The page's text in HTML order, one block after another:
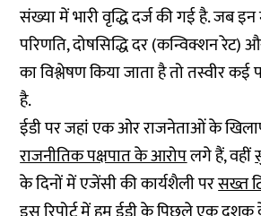
संख्या में भारी वृद्धि दर्ज की गई है. जब
परिणति, दोषसिद्धि दर (कन्विक्शन रेट)
का विश्लेषण किया जाता है तो तस्वीर
है.
ईडी पर जहां एक ओर राजनेताओं के
राजनीतिक पक्षपात के आरोपलगे हैं, वहीं
के दिनों में एजेंसी की कार्यशैली परसख्त